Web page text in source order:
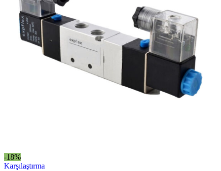
-18%
Karşılaştırma